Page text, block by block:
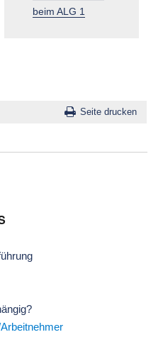
beim ALG 1
Seite drucken